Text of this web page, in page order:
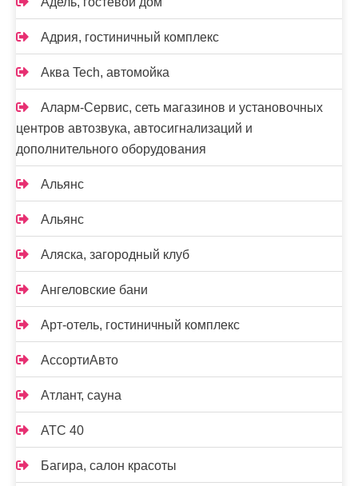
Адрия, гостиничный комплекс
Аква Tech, автомойка
Аларм-Сервис, сеть магазинов и установочных
центров автозвука, автосигнализаций и
дополнительного оборудования
Альянс
Альянс
Аляска, загородный клуб
Ангеловские бани
Арт-отель, гостиничный комплекс
АссортиАвто
Атлант, сауна
АТС 40
Багира, салон красоты